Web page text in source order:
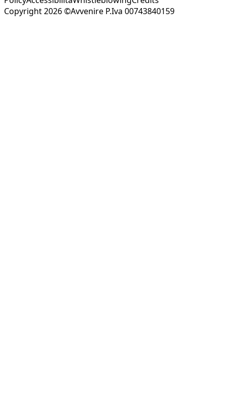
Copyright 2026 ©Avvenire P.Iva 00743840159